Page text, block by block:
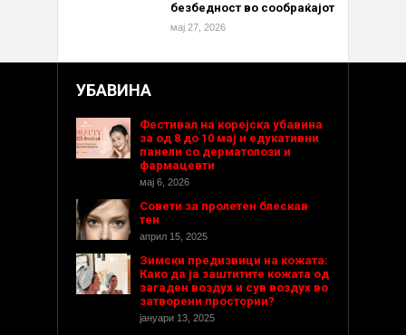
безбедност во сообраќајот
мај 27, 2026
УБАВИНА
Фестивал на корејска убавина
за од 8 до 10 мај и едукативни
панели со дерматолози и
фармацевти
мај 6, 2026
Совети за пролетен блескав
тен
април 15, 2025
Зимски предизвици на кожата:
Како да ја заштитите кожата од
загаден воздух и сув воздух во
затворени простории?
јануари 13, 2025